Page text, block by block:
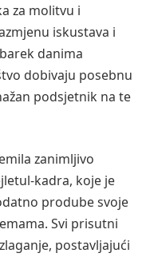
za molitvu i
iskustava i
danima
dobivaju posebnu
podsjetnik na te
zanimljivo
kadra, koje je
prodube svoje
Svi prisutni
postavljajući